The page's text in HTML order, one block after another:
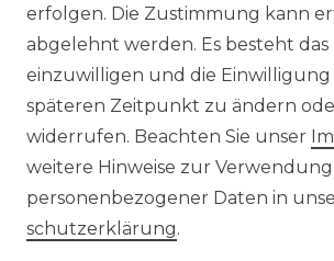
Unsere
Wir versenden mit
erfolgen. Die Zustimmung kann
abgelehnt werden. Es besteht das
einzuwilligen und die Einwilligung
späteren Zeitpunkt zu ändern
widerrufen. Beachten Sie unser
weitere Hinweise zur Verwendung
personenbezogener Daten in
schutz­erklärung.